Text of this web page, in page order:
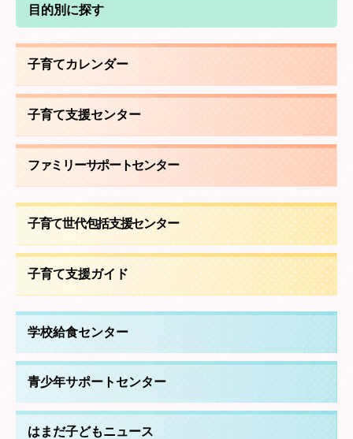
目的別に探す
子育てカレンダー
子育て支援センター
ファミリーサポートセンター
子育て世代包括支援センター
子育て支援ガイド
学校給食センター
青少年サポートセンター
はまだ子どもニュース